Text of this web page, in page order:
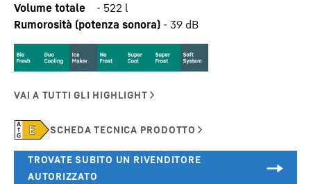
Volume totale
- 522 l
Rumorosità (potenza sonora) - 39 dB